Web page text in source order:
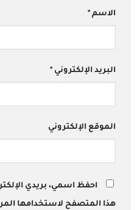
الاسم *
البريد الإلكتروني *
الموقع الإلكتروني
احفظ اسمي، بريدي
هذا المتصفح لاستخدامها